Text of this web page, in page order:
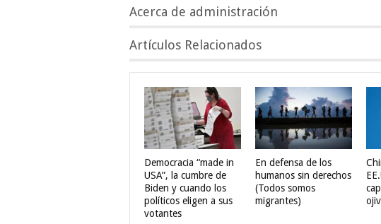
Acerca de administración
Artículos Relacionados
Democracia “made in
USA”, la cumbre de
Biden y cuando los
políticos eligen a sus
votantes
En defensa de los
humanos sin derechos
(Todos somos
migrantes)